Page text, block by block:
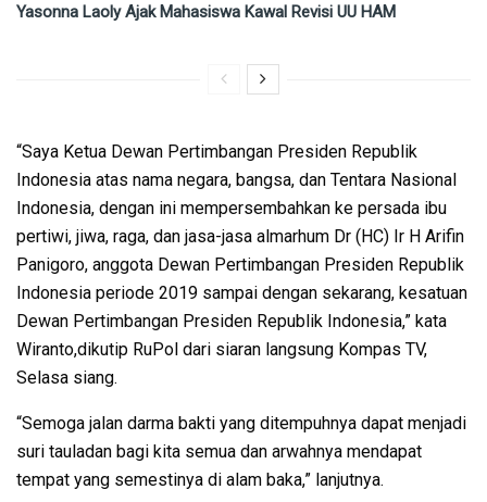
Yasonna Laoly Ajak Mahasiswa Kawal Revisi UU HAM
“Saya Ketua Dewan Pertimbangan Presiden Republik
Indonesia atas nama negara, bangsa, dan Tentara Nasional
Indonesia, dengan ini mempersembahkan ke persada ibu
pertiwi, jiwa, raga, dan jasa-jasa almarhum Dr (HC) Ir H Arifin
Panigoro, anggota Dewan Pertimbangan Presiden Republik
Indonesia periode 2019 sampai dengan sekarang, kesatuan
Dewan Pertimbangan Presiden Republik Indonesia,” kata
Wiranto,dikutip RuPol dari siaran langsung Kompas TV,
Selasa siang.
“Semoga jalan darma bakti yang ditempuhnya dapat menjadi
suri tauladan bagi kita semua dan arwahnya mendapat
tempat yang semestinya di alam baka,” lanjutnya.